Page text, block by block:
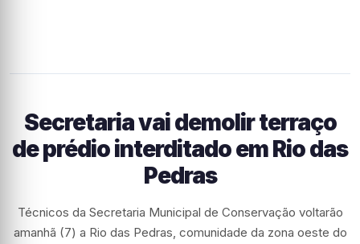
Secretaria vai demolir terraço
de prédio interditado em Rio das
Pedras
Técnicos da Secretaria Municipal de Conservação voltarão
amanhã (7) a Rio das Pedras, comunidade da zona oeste do